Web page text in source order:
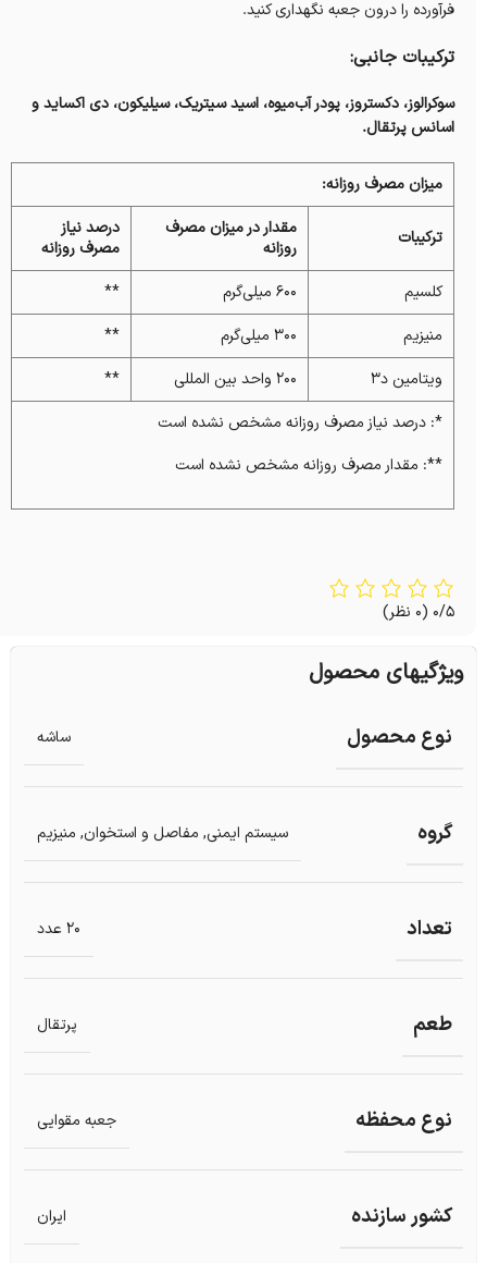
فرآورده را درون جعبه نگهداری کنید.
ترکیبات جانبی:
سوکرالوز، دکستروز، پودر آب‌میوه، اسید سیتریک، سیلیکون، دی اکساید و
اسانس پرتقال.
میزان مصرف روزانه:
ترکیبات
مقدار در میزان مصرف
روزانه
درصد نیاز
مصرف روزانه
کلسیم
۶۰۰ میلی‌گرم
**
منیزیم
۳۰۰ میلی‌گرم
**
ویتامین‌ د۳
۲۰۰ واحد بین المللی
**
*: درصد نیاز مصرف روزانه مشخص نشده است
**: مقدار مصرف روزانه مشخص نشده است
0/5 (0 نظر)
ویژگیهای محصول
نوع محصول ساشه
گروه سیستم ایمنی, مفاصل و استخوان, منیزیم
تعداد 20 عدد
طعم پرتقال
نوع محفظه جعبه مقوایی
کشور سازنده ایران